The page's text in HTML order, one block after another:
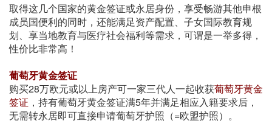
取得这几个国家的黄金签证或永居身份，享受畅游其他申根
成员国便利的同时，还能满足资产配置、子女国际教育规
划、享当地教育与医疗社会福利等需求，可谓是一举多得，
性价比非常高！
葡萄牙黄金签证
购买28万欧元或以上房产可一家三代人一起收获葡萄牙黄金
签证 ，持有葡萄牙黄金签证满5年并满足相应入籍要求后，
无需转永居即可直接申请葡萄牙护照（=欧盟护照）。